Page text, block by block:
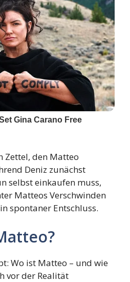
Zettel, den Matteo
Deniz zunächst
selbst einkaufen muss,
Matteos Verschwinden
spontaner Entschluss.
Wo ist Matteo – und wie
vor der Realität